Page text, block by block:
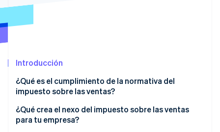
para la IA.
Introducción
¿Qué es el cumplimiento de la normativa del
impuesto sobre las ventas?
¿Qué crea el nexo del impuesto sobre las ventas
para tu empresa?